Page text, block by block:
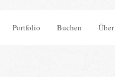
Portfolio Buchen